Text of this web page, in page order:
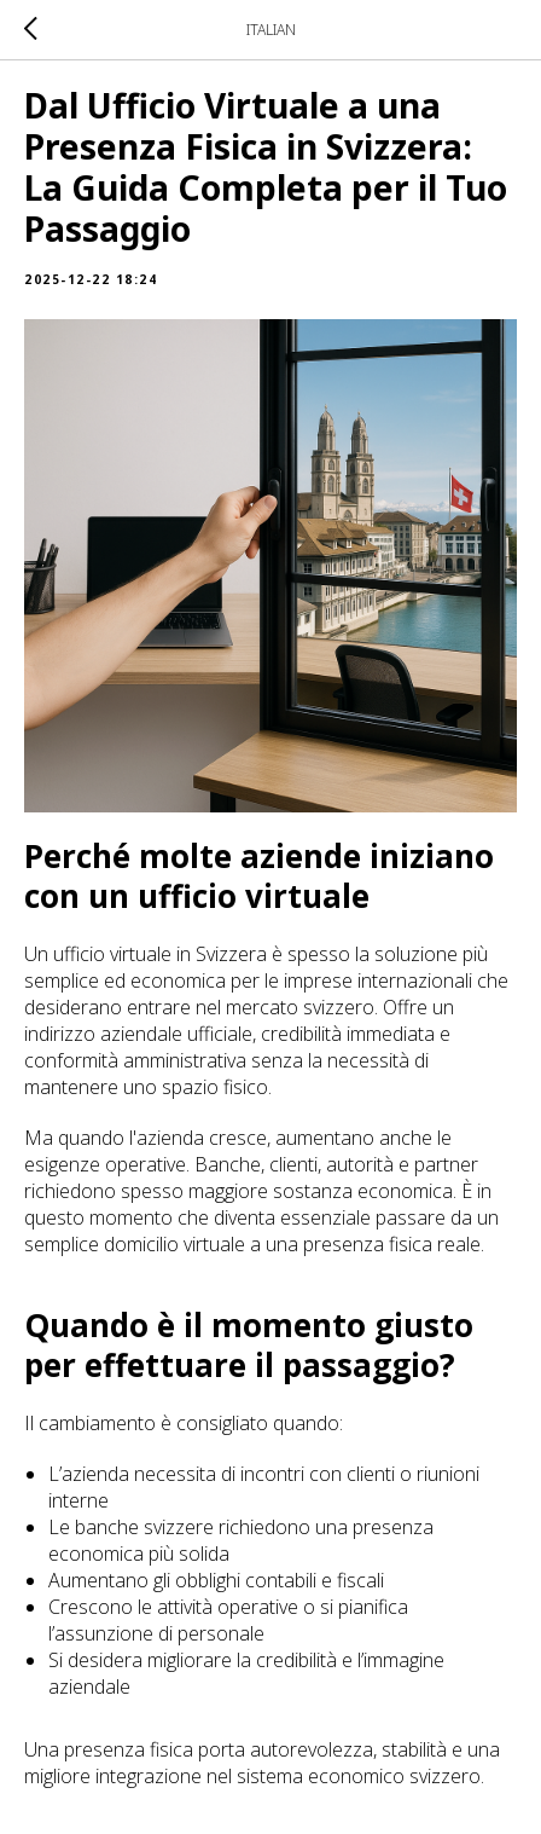
ITALIAN
Dal Ufficio Virtuale a una
Presenza Fisica in Svizzera:
La Guida Completa per il Tuo
Passaggio
2025-12-22 18:24
Perché molte aziende iniziano
con un ufficio virtuale
Un ufficio virtuale in Svizzera è spesso la soluzione più
semplice ed economica per le imprese internazionali che
desiderano entrare nel mercato svizzero. Offre un
indirizzo aziendale ufficiale, credibilità immediata e
conformità amministrativa senza la necessità di
mantenere uno spazio fisico.
Ma quando l'azienda cresce, aumentano anche le
esigenze operative. Banche, clienti, autorità e partner
richiedono spesso maggiore sostanza economica. È in
questo momento che diventa essenziale passare da un
semplice domicilio virtuale a una presenza fisica reale.
Quando è il momento giusto
per effettuare il passaggio?
Il cambiamento è consigliato quando:
L’azienda necessita di incontri con clienti o riunioni
interne
Le banche svizzere richiedono una presenza
economica più solida
Aumentano gli obblighi contabili e fiscali
Crescono le attività operative o si pianifica
l’assunzione di personale
Si desidera migliorare la credibilità e l’immagine
aziendale
Una presenza fisica porta autorevolezza, stabilità e una
migliore integrazione nel sistema economico svizzero.